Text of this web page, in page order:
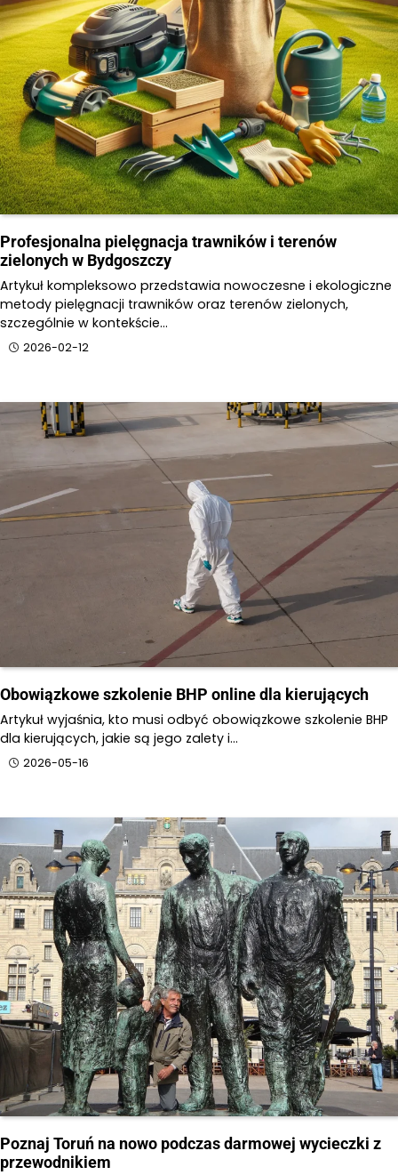
Profesjonalna pielęgnacja trawników i terenów
zielonych w Bydgoszczy
Artykuł kompleksowo przedstawia nowoczesne i ekologiczne
metody pielęgnacji trawników oraz terenów zielonych,
szczególnie w kontekście…
2026-02-12
Obowiązkowe szkolenie BHP online dla kierujących
Artykuł wyjaśnia, kto musi odbyć obowiązkowe szkolenie BHP
dla kierujących, jakie są jego zalety i…
2026-05-16
Poznaj Toruń na nowo podczas darmowej wycieczki z
przewodnikiem